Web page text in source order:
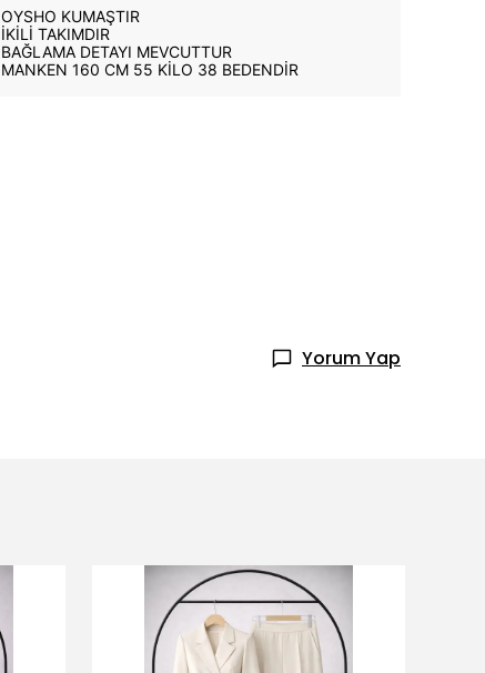
OYSHO KUMAŞTIR
İKİLİ TAKIMDIR
BAĞLAMA DETAYI MEVCUTTUR
MANKEN 160 CM 55 KİLO 38 BEDENDİR
Yorum Yap